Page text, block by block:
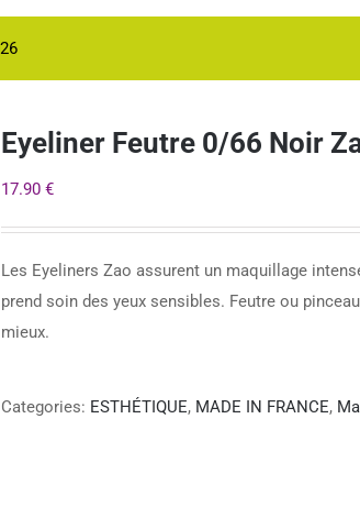
Eyeliner Feutre 0/66 Noir
17.90 €
Les Eyeliners Zao assurent un maquillage
prend soin des yeux sensibles. Feutre ou
mieux.
Categories: ESTHÉTIQUE, MADE IN FRANCE,